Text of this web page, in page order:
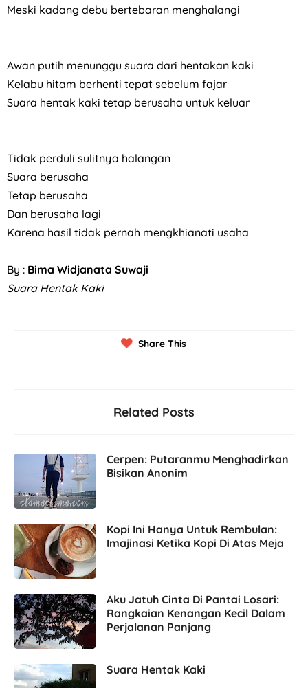
Meski kadang debu bertebaran menghalangi
Awan putih menunggu suara dari hentakan kaki
Kelabu hitam berhenti tepat sebelum fajar
Suara hentak kaki tetap berusaha untuk keluar
Tidak perduli sulitnya halangan
Suara berusaha
Tetap berusaha
Dan berusaha lagi
Karena hasil tidak pernah mengkhianati usaha
By : Bima Widjanata Suwaji
Suara Hentak Kaki
Share This
Related Posts
Cerpen: Putaranmu Menghadirkan
Bisikan Anonim
Kopi Ini Hanya Untuk Rembulan:
Imajinasi Ketika Kopi Di Atas Meja
Aku Jatuh Cinta Di Pantai Losari:
Rangkaian Kenangan Kecil Dalam
Perjalanan Panjang
Suara Hentak Kaki